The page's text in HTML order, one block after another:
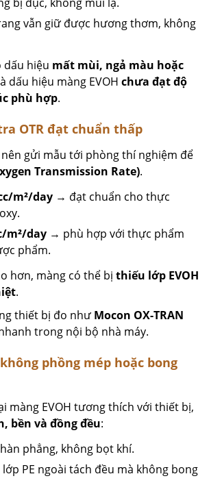
vẫn giữ được hương thơm, không
dấu hiệu mất mùi, ngả màu hoặc
dấu hiệu màng EVOHchưa đạt độ
phù hợp.
OTR đạt chuẩn thấp
gửi mẫu tới phòng thí nghiệm để
Transmission Rate).
m²/day → đạt chuẩn cho thực
m²/day → phù hợp với thực phẩm
phẩm.
hơn, màng có thể bịthiếu lớp EVOH
.
thiết bị đo như Mocon OX-TRAN
trong nội bộ nhà máy.
phồng mép hoặc bong
màng EVOH tương thích với thiết bị,
bền và đồng đều:
phẳng, không bọt khí.
PE ngoài tách đều mà không bong